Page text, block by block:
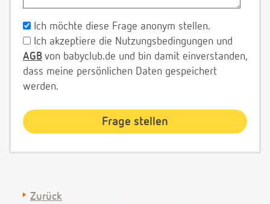
Ich möchte diese Frage anonym stellen.
Ich akzeptiere die Nutzungsbedingungen und
AGB von babyclub.de und bin damit einverstanden,
dass meine persönlichen Daten gespeichert
werden.
Zurück